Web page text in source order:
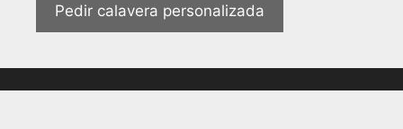
Pedir calavera personalizada